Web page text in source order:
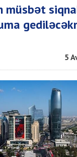
müsbət
5